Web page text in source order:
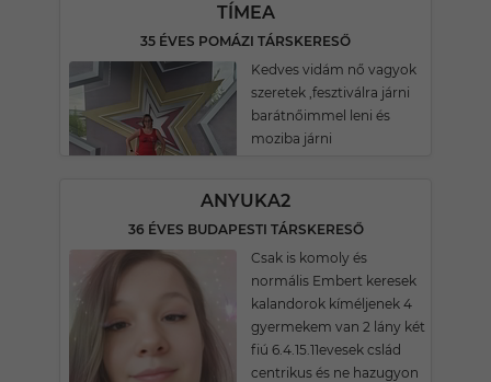
TÍMEA
35 ÉVES POMÁZI TÁRSKERESŐ
Kedves vidám nő vagyok
szeretek ,fesztiválra járni
barátnőimmel leni és
moziba járni
ANYUKA2
36 ÉVES BUDAPESTI TÁRSKERESŐ
Csak is komoly és
normális Embert keresek
kalandorok kíméljenek 4
gyermekem van 2 lány két
fiú 6.4.15.11evesek cslád
centrikus és ne hazugyon